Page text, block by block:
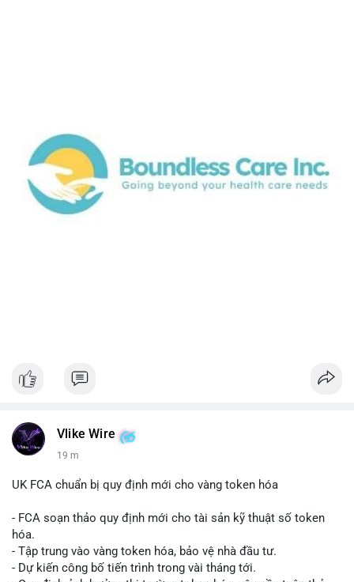
Vlike Wire
19 m
UK FCA chuẩn bị quy định mới cho vàng token hóa
- FCA soạn thảo quy định mới cho tài sản kỹ thuật số token
hóa.
- Tập trung vào vàng token hóa, bảo vệ nhà đầu tư.
- Dự kiến công bố tiến trình trong vài tháng tới.